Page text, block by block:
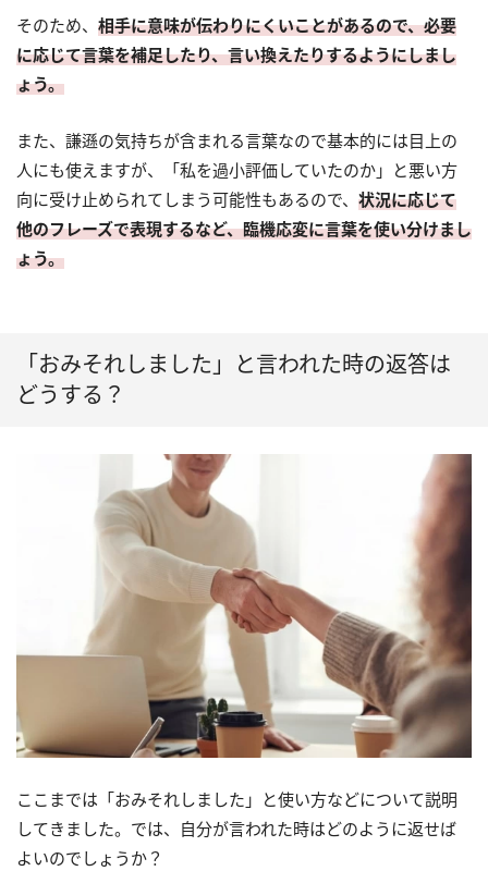
そのため、 相手に意味が伝わりにくいことがあるので、必要
に応じて言葉を補足したり、言い換えたりするようにしまし
ょう。
また、謙遜の気持ちが含まれる言葉なので基本的には目上の
人にも使えますが、「私を過小評価していたのか」と悪い方
向に受け止められてしまう可能性もあるので、 状況に応じて
他のフレーズで表現するなど、臨機応変に言葉を使い分けまし
ょう。
「おみそれしました」と言われた時の返答は
どうする？
ここまでは「おみそれしました」と使い方などについて説明
してきました。では、自分が言われた時はどのように返せば
よいのでしょうか？